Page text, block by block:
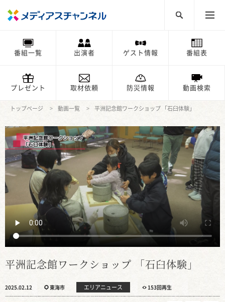
番組一覧 出演者 ゲスト情報 番組表
プレゼント 取材依頼 防災情報 動画検索
トップページ 動画一覧 平洲記念館ワークショップ 「石臼体験」
平洲記念館ワークショップ 「石臼体験」
2025.02.12 東海市 エリアニュース 153回再生